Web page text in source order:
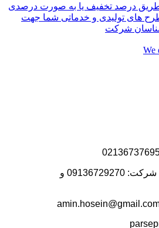
طریق درصد تخفیف یا به صورت درصدی
طرح های تولیدی و خدماتی شما جهت
شرکت
We
شماره های همراه مدیریت شرکت: 09136729270 و